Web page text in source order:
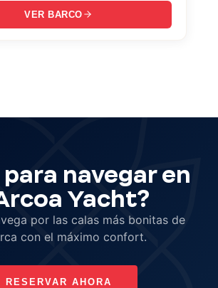
VER BARCO
navegar en
Yacht?
por las calas más bonitas de
con el máximo confort.
RESERVAR AHORA